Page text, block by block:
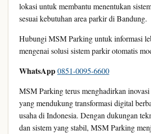
lokasi untuk membantu menentukan
sesuai kebutuhan area parkir di Bandung.
Hubungi MSM Parking untuk informasi
mengenai solusi sistem parkir otomatis
WhatsApp 0851-0095-6600
MSM Parking terus menghadirkan
yang mendukung transformasi digital
usaha di Indonesia. Dengan dukungan
dan sistem yang stabil, MSM Parking